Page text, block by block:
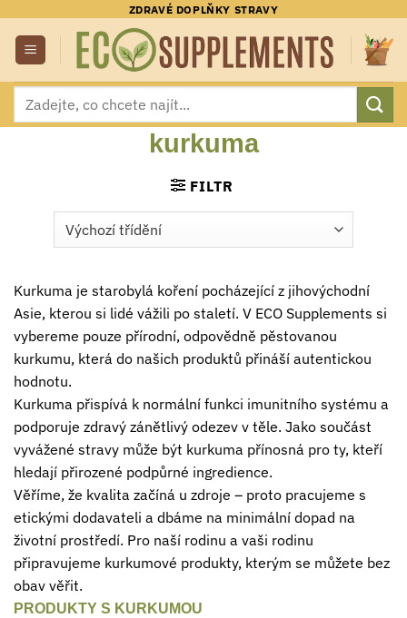
obsah
ZDRAVÉ DOPLŇKY STRAVY
Hledat:
kurkuma
FILTR
Kurkuma je starobylá koření pocházející z jihovýchodní
Asie, kterou si lidé vážili po staletí. V ECO Supplements si
vybereme pouze přírodní, odpovědně pěstovanou
kurkumu, která do našich produktů přináší autentickou
hodnotu.
Kurkuma přispívá k normální funkci imunitního systému a
podporuje zdravý zánětlivý odezev v těle. Jako součást
vyvážené stravy může být kurkuma přínosná pro ty, kteří
hledají přirozené podpůrné ingredience.
Věříme, že kvalita začíná u zdroje – proto pracujeme s
etickými dodavateli a dbáme na minimální dopad na
životní prostředí. Pro naší rodinu a vaši rodinu
připravujeme kurkumové produkty, kterým se můžete bez
obav věřit.
PRODUKTY S KURKUMOU